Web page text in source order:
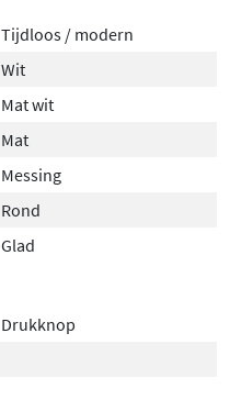
Tijdloos / modern
Wit
Mat wit
Mat
Messing
Rond
Glad
Drukknop